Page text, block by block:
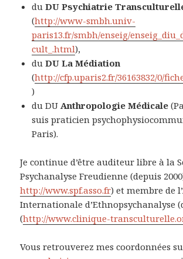
duDU Psychiatrie
(http://www-smbh.univ-
paris13.fr/smbh/enseig/
cult_.html),
duDU La Médiation
(http://cfp.uparis2.fr/36163832/0/
)
du DUAnthropologie Médicale
suis praticien
Paris).
Je continue d’être auditeur libre à la
Psychanalyse Freudienne (depuis
http://www.spf.asso.fr) et membre de
Internationale d’Ethnopsychanalyse
(http://www.clinique-
Vous retrouverez mes coordonnées